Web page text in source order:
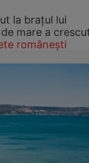
la brațul lui
mare a
românești